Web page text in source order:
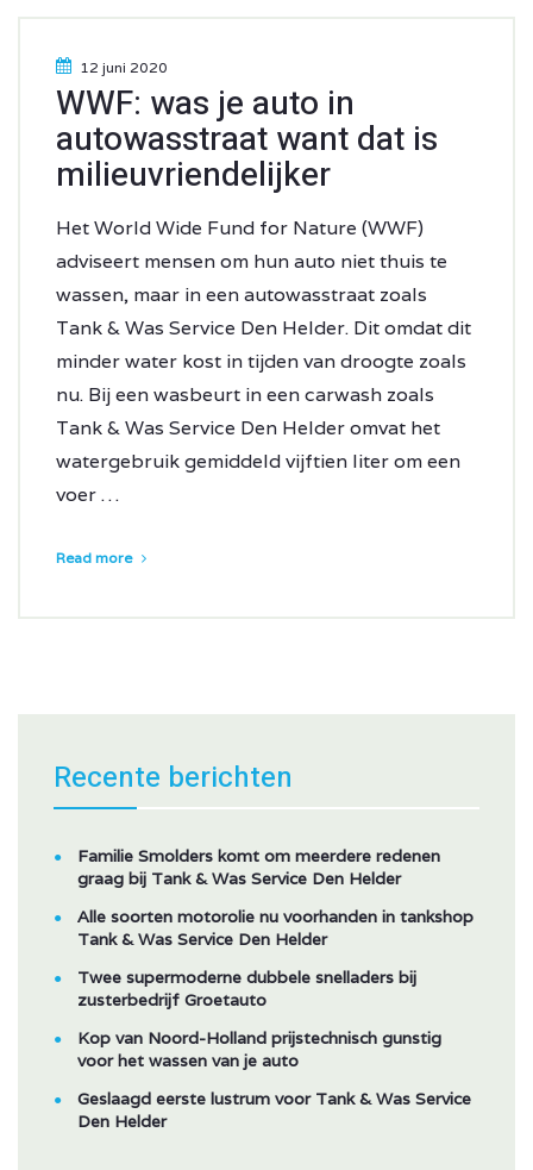
12 juni 2020
WWF: was je auto in
autowasstraat want dat is
milieuvriendelijker
Het World Wide Fund for Nature (WWF)
adviseert mensen om hun auto niet thuis te
wassen, maar in een autowasstraat zoals
Tank & Was Service Den Helder. Dit omdat dit
minder water kost in tijden van droogte zoals
nu. Bij een wasbeurt in een carwash zoals
Tank & Was Service Den Helder omvat het
watergebruik gemiddeld vijftien liter om een
voer …
Read more
Recente berichten
Familie Smolders komt om meerdere redenen
graag bij Tank & Was Service Den Helder
Alle soorten motorolie nu voorhanden in tankshop
Tank & Was Service Den Helder
Twee supermoderne dubbele snelladers bij
zusterbedrijf Groetauto
Kop van Noord-Holland prijstechnisch gunstig
voor het wassen van je auto
Geslaagd eerste lustrum voor Tank & Was Service
Den Helder